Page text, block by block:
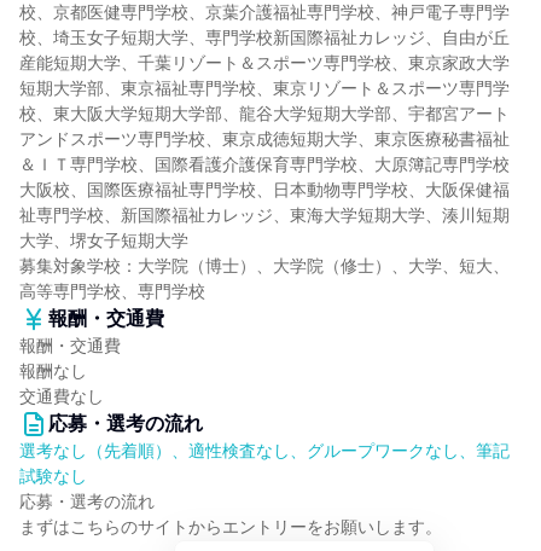
校、京都医健専門学校、京葉介護福祉専門学校、神戸電子専門学
校、埼玉女子短期大学、専門学校新国際福祉カレッジ、自由が丘
産能短期大学、千葉リゾート＆スポーツ専門学校、東京家政大学
短期大学部、東京福祉専門学校、東京リゾート＆スポーツ専門学
校、東大阪大学短期大学部、龍谷大学短期大学部、宇都宮アート
アンドスポーツ専門学校、東京成徳短期大学、東京医療秘書福祉
＆ＩＴ専門学校、国際看護介護保育専門学校、大原簿記専門学校
大阪校、国際医療福祉専門学校、日本動物専門学校、大阪保健福
祉専門学校、新国際福祉カレッジ、東海大学短期大学、湊川短期
大学、堺女子短期大学
募集対象学校：大学院（博士）、大学院（修士）、大学、短大、
高等専門学校、専門学校
報酬・交通費
報酬・交通費
報酬なし
交通費なし
応募・選考の流れ
選考なし（先着順）、適性検査なし、グループワークなし、筆記
試験なし
応募・選考の流れ
まずはこちらのサイトからエントリーをお願いします。